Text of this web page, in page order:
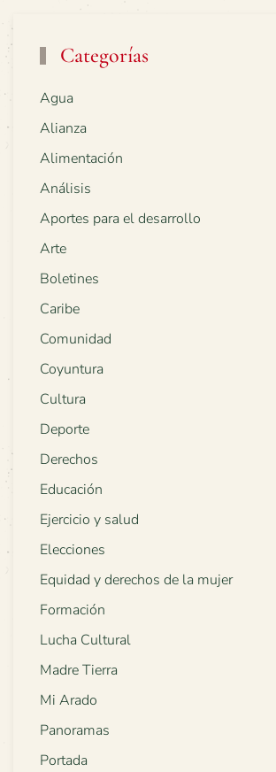
Categorías
Agua
Alianza
Alimentación
Análisis
Aportes para el desarrollo
Arte
Boletines
Caribe
Comunidad
Coyuntura
Cultura
Deporte
Derechos
Educación
Ejercicio y salud
Elecciones
Equidad y derechos de la mujer
Formación
Lucha Cultural
Madre Tierra
Mi Arado
Panoramas
Portada